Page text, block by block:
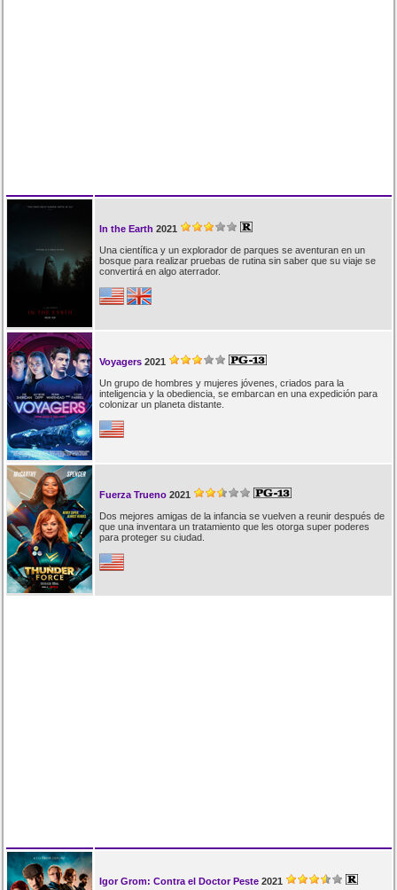
In the Earth 2021
Una científica y un explorador de parques se aventuran en un
bosque para realizar pruebas de rutina sin saber que su viaje se
convertirá en algo aterrador.
Voyagers 2021
Un grupo de hombres y mujeres jóvenes, criados para la
inteligencia y la obediencia, se embarcan en una expedición para
colonizar un planeta distante.
Fuerza Trueno 2021
Dos mejores amigas de la infancia se vuelven a reunir después de
que una inventara un tratamiento que les otorga super poderes
para proteger su ciudad.
Igor Grom: Contra el Doctor Peste 2021